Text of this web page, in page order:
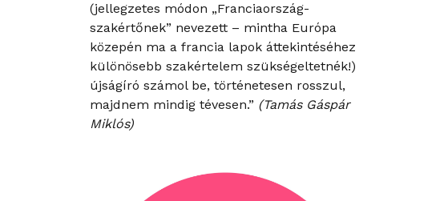
(jellegzetes módon „Franciaország-
szakértőnek” nevezett – mintha Európa
közepén ma a francia lapok áttekintéséhez
különösebb szakértelem szükségeltetnék!)
újságíró számol be, történetesen rosszul,
majdnem mindig tévesen.” (Tamás Gáspár
Miklós)